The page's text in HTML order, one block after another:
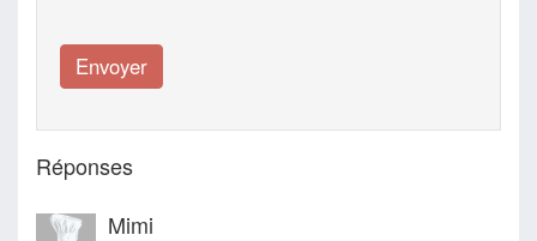
Réponses
Mimi